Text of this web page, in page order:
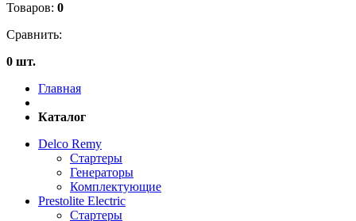
Товаров: 0
Сравнить:
0 шт.
Главная
Каталог
Delco Remy
Стартеры
Генераторы
Комплектующие
Prestolite Electric
Стартеры